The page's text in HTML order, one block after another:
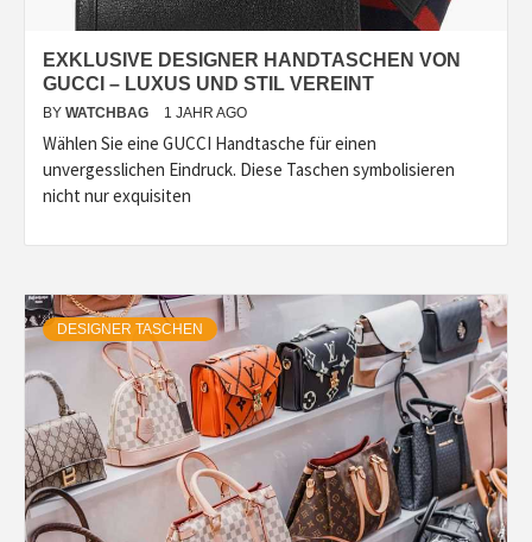
EXKLUSIVE DESIGNER HANDTASCHEN VON
GUCCI – LUXUS UND STIL VEREINT
BY WATCHBAG 1 JAHR AGO
Wählen Sie eine GUCCI Handtasche für einen
unvergesslichen Eindruck. Diese Taschen symbolisieren
nicht nur exquisiten
DESIGNER TASCHEN